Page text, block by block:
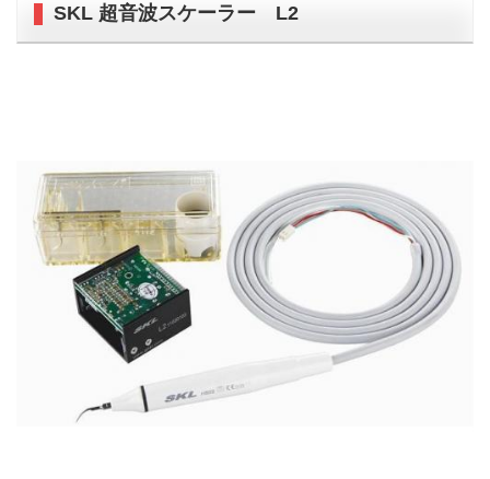
SKL 超音波スケーラー L2